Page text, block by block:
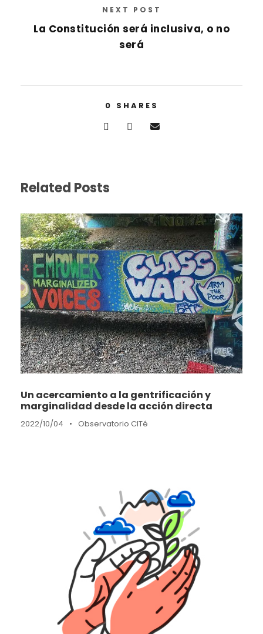
NEXT POST
La Constitución será inclusiva, o no
será
0 SHARES
Related Posts
Un acercamiento a la gentrificación y
marginalidad desde la acción directa
2022/10/04 • Observatorio CITé